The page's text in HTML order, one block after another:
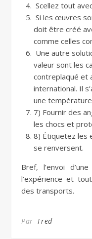
Scellez tout
Si les œuvres
doit être créé
comme celles
Une autre
valeur sont les
contreplaqué et
international. Il
une
7) Fournir des
les chocs et
8) Étiquetez les
se renversent.
Bref, l’envoi
l’expérience et
des transports.
Par Fred